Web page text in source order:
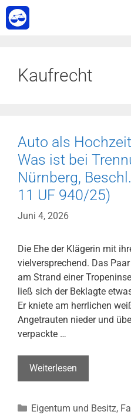
Zum
Inhalt
Kaufrecht
Auto als
Was ist bei
Nürnberg,
11 UF 940/25)
Juni 4, 2026
Die Ehe der Klägerin mit
vielversprechend. Das
am Strand einer
ließ sich der Beklagte
Er kniete am herrlichen
Angetrauten nieder und
verpackte …
Weiterlesen
als
–
Kategorien
Eigentum und Besitz,